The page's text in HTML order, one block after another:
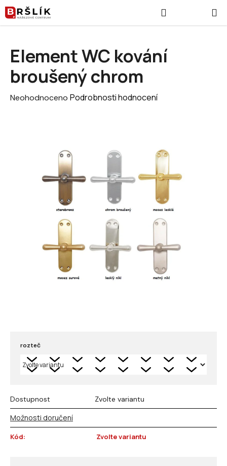
Přejít na obsah
rozteč
Dostupnost Zvolte variantu
Možnosti doručení
Kód: Zvolte variantu
Element WC kování
broušený chrom
Průměrné hodnocení produktu je 0,0 z 5 hvězdiček.
Neohodnoceno Podrobnosti hodnocení